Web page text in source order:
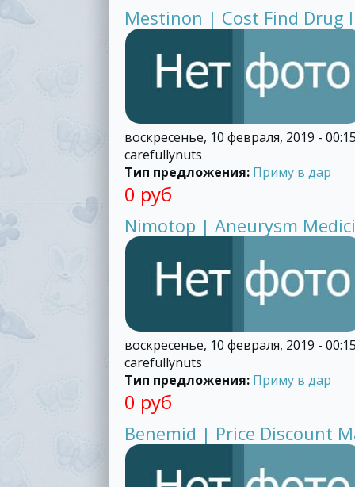
Mestinon | Cost Find Drug
воскресенье, 10 февраля, 2019 -
carefullynuts
Тип предложения: Приму в дар
0 руб
Nimotop | Aneurysm
воскресенье, 10 февраля, 2019 -
carefullynuts
Тип предложения: Приму в дар
0 руб
Benemid | Price Discount